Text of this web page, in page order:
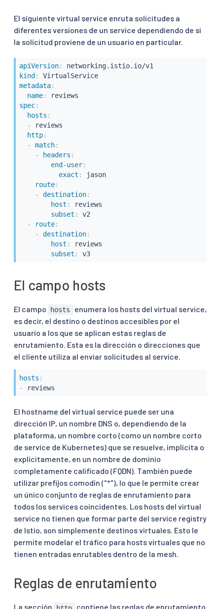
El siguiente virtual service enruta solicitudes a
diferentes versiones de un service dependiendo de si
la solicitud proviene de un usuario en particular.
apiVersion:
networking.istio.io/v1
kind :
VirtualService
metadata:
name:
spec:
hosts :
-
reviews
http:
-
match:
-
headers :
end-user:
exact :
jason
route:
-
destination:
host :
reviews
subset :
v2
-
route:
-
destination:
host :
reviews
subset : v3
El campo hosts
El campo hosts
enumera los hosts del virtual service,
es decir, el destino o destinos accesibles por el
usuario a los que se aplican estas reglas de
enrutamiento. Esta es la dirección o direcciones que
el cliente utiliza al enviar solicitudes al service.
hosts :
-
reviews
El hostname del virtual service puede ser una
dirección IP, un nombre DNS o, dependiendo de la
plataforma, un nombre corto (como un nombre corto
de service de Kubernetes) que se resuelve, implícita o
explícitamente, en un nombre de dominio
completamente calificado (FQDN). También puede
utilizar prefijos comodín ("*"), lo que le permite crear
un único conjunto de reglas de enrutamiento para
todos los services coincidentes. Los hosts del virtual
service no tienen que formar parte del service registry
de Istio, son simplemente destinos virtuales. Esto le
permite modelar el tráfico para hosts virtuales que no
tienen entradas enrutables dentro de la mesh.
Reglas de enrutamiento
La sección contiene las reglas de enrutamiento